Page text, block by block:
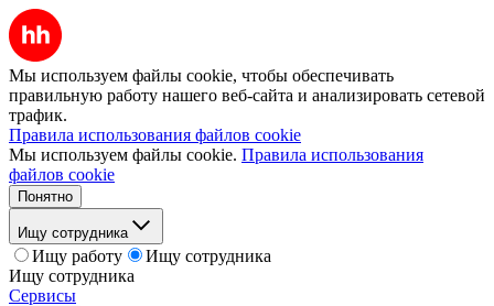
Мы используем файлы cookie, чтобы обеспечивать
правильную работу нашего веб-сайта и анализировать сетевой
трафик.
Правила использования файлов cookie
Мы используем файлы cookie. Правила использования
файлов cookie
Понятно
Ищу сотрудника
Ищу работу
Ищу сотрудника
Ищу сотрудника
Сервисы